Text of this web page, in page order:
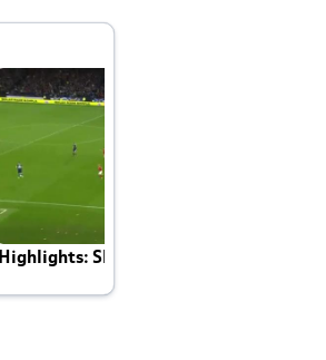
Highlights: Skotland - Danmark 4-2